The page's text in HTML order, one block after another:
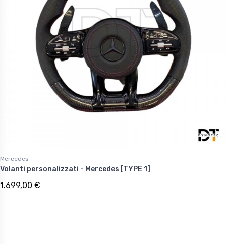
Mercedes
Volanti personalizzati - Mercedes [TYPE 1]
1.699,00 €